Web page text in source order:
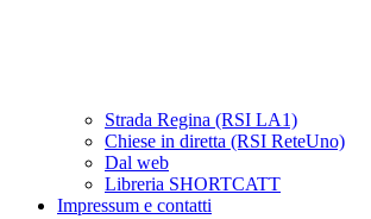
Strada Regina (RSI LA1)
Chiese in diretta (RSI ReteUno)
Dal web
Libreria SHORTCATT
Impressum e contatti